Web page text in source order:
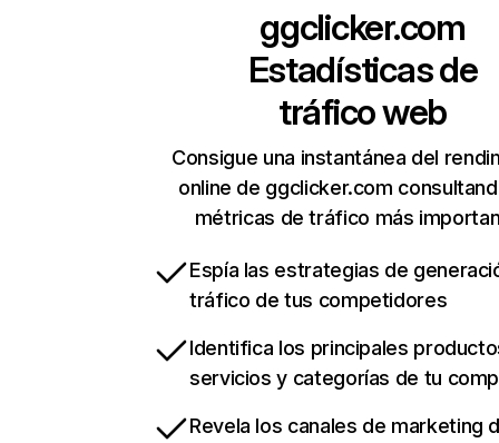
ggclicker.com
Estadísticas de
tráfico web
Consigue una instantánea del
online de ggclicker.com
métricas de tráfico más
Espía las estrategias de
tráfico de tus competidores
Identifica los principales
servicios y categorías de tu
Revela los canales de marketing